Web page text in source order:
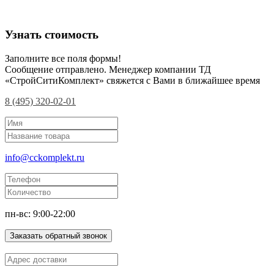
Узнать стоимость
Заполните все поля формы!
Сообщение отправлено. Менеджер компании ТД
«СтройСитиКомплект» свяжется с Вами в ближайшее время
8 (495) 320-02-01
info@cckomplekt.ru
пн-вс: 9:00-22:00
Заказать обратный звонок